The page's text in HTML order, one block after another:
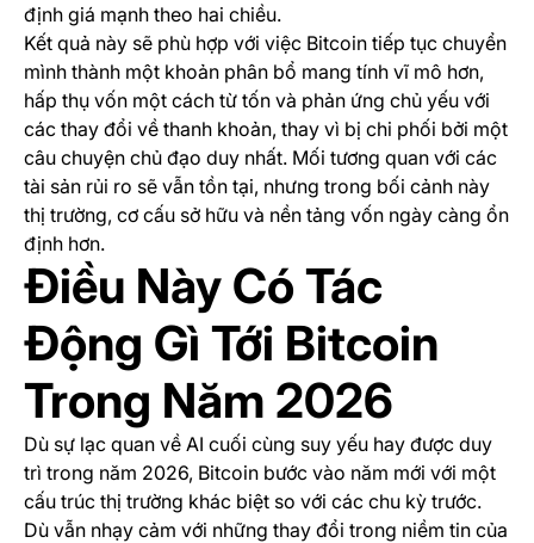
định giá mạnh theo hai chiều.
Kết quả này sẽ phù hợp với việc Bitcoin tiếp tục chuyển
mình thành một khoản phân bổ mang tính vĩ mô hơn,
hấp thụ vốn một cách từ tốn và phản ứng chủ yếu với
các thay đổi về thanh khoản, thay vì bị chi phối bởi một
câu chuyện chủ đạo duy nhất. Mối tương quan với các
tài sản rủi ro sẽ vẫn tồn tại, nhưng trong bối cảnh này
thị trường, cơ cấu sở hữu và nền tảng vốn ngày càng ổn
định hơn.
Điều Này Có Tác
Động Gì Tới Bitcoin
Trong Năm 2026
Dù sự lạc quan về AI cuối cùng suy yếu hay được duy
trì trong năm 2026, Bitcoin bước vào năm mới với một
cấu trúc thị trường khác biệt so với các chu kỳ trước.
Dù vẫn nhạy cảm với những thay đổi trong niềm tin của